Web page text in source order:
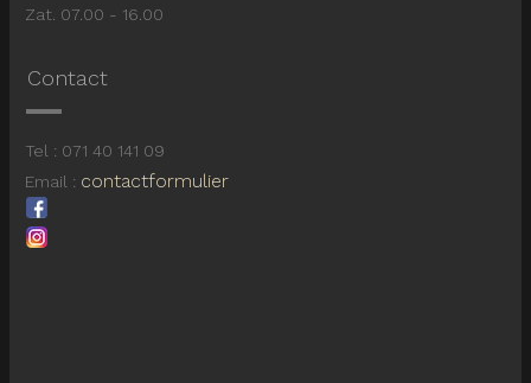
Zat. 07.00 - 16.00
Contact
Tel : 071 40 141 09
Email : contactformulier